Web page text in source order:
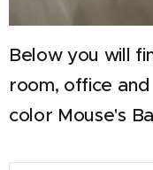
Below you will
room, office
color Mouse's